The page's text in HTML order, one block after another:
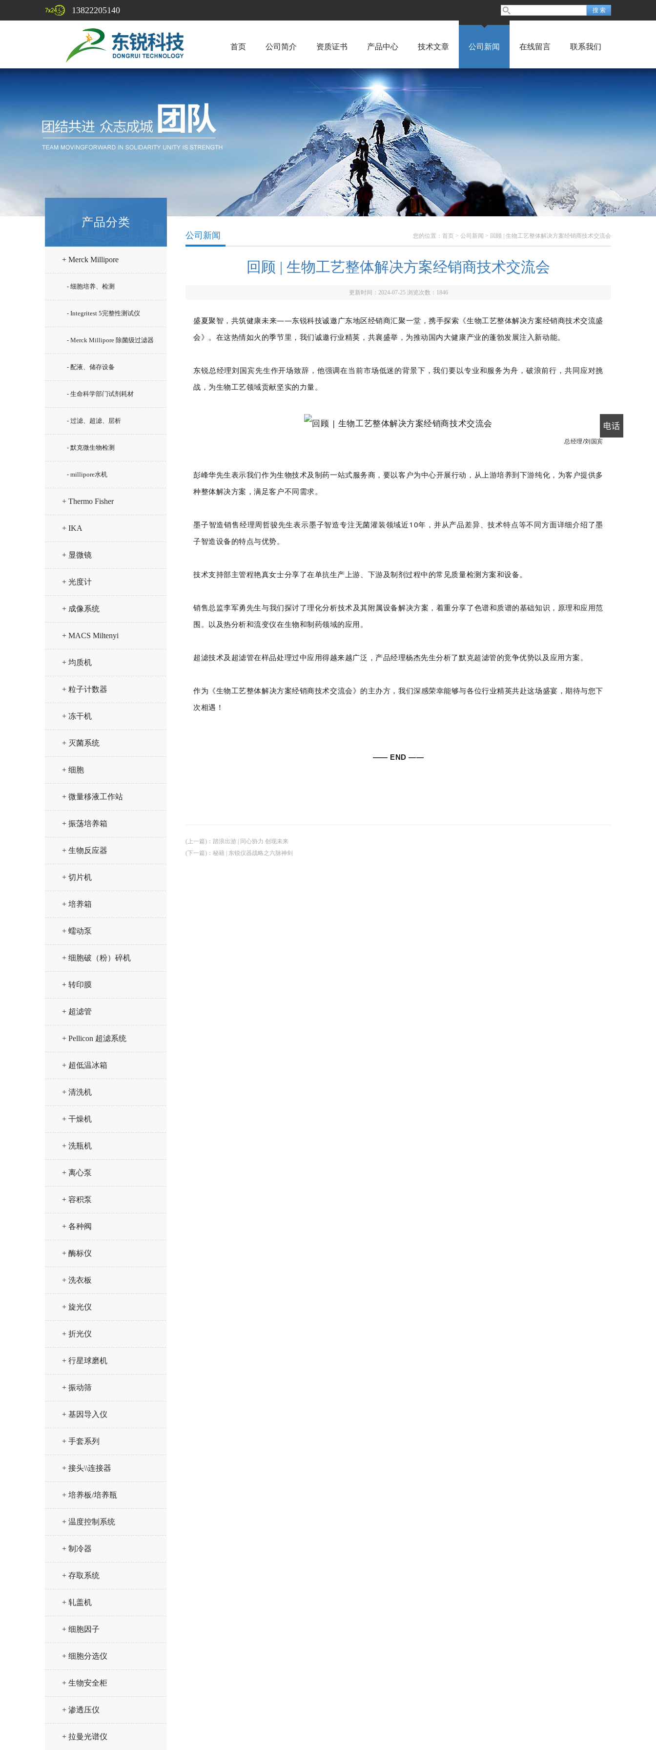
13822205140
首页 公司简介 资质证书 产品中心 技术文章 公司新闻 在线留言 联系我们
产品分类
+ Merck Millipore
- 细胞培养、检测
- Integritest 5完整性测试仪
- Merck Millipore 除菌级过滤器
- 配液、储存设备
- 生命科学部门试剂耗材
- 过滤、超滤、层析
- 默克微生物检测
- millipore水机
+ Thermo Fisher
+ IKA
+ 显微镜
+ 光度计
+ 成像系统
+ MACS Miltenyi
+ 均质机
+ 粒子计数器
+ 冻干机
+ 灭菌系统
+ 细胞
+ 微量移液工作站
+ 振荡培养箱
+ 生物反应器
+ 切片机
+ 培养箱
+ 蠕动泵
+ 细胞破（粉）碎机
+ 转印膜
+ 超滤管
+ Pellicon 超滤系统
+ 超低温冰箱
+ 清洗机
+ 干燥机
+ 洗瓶机
+ 离心泵
+ 容积泵
+ 各种阀
+ 酶标仪
+ 洗衣板
+ 旋光仪
+ 折光仪
+ 行星球磨机
+ 振动筛
+ 基因导入仪
+ 手套系列
+ 接头\\连接器
+ 培养板/培养瓶
+ 温度控制系统
+ 制冷器
+ 存取系统
+ 轧盖机
+ 细胞因子
+ 细胞分选仪
+ 生物安全柜
+ 渗透压仪
+ 拉曼光谱仪
您的位置： 首页 > 公司新闻 > 回顾 | 生物工艺整体解决方案经销商技术交流会
公司新闻
回顾 | 生物工艺整体解决方案经销商技术交流会
更新时间：2024-07-25 浏览次数： 1846
盛夏聚智，共筑健康未来——东锐科技诚邀广东地区经销商汇聚一堂，携手探索《生物工艺整体解决方案经销商技术交流盛
会》。在这热情如火的季节里，我们诚邀行业精英，共襄盛举，为推动国内大健康产业的蓬勃发展注入新动能。
东锐总经理刘国宾先生作开场致辞，他强调在当前市场低迷的背景下，我们要以专业和服务为舟，破浪前行，共同应对挑
战，为生物工艺领域贡献坚实的力量。
总经理/刘国宾
彭峰华先生表示我们作为生物技术及制药一站式服务商，要以客户为中心开展行动，从上游培养到下游纯化，为客户提供多
种整体解决方案，满足客户不同需求。
墨子智造销售经理周哲骏先生表示墨子智造专注无菌灌装领域近10年，并从产品差异、技术特点等不同方面详细介绍了墨
子智造设备的特点与优势。
技术支持部主管程艳真女士分享了在单抗生产上游、下游及制剂过程中的常见质量检测方案和设备。
销售总监李军勇先生与我们探讨了理化分析技术及其附属设备解决方案，着重分享了色谱和质谱的基础知识，原理和应用范
围。以及热分析和流变仪在生物和制药领域的应用。
超滤技术及超滤管在样品处理过中应用得越来越广泛，产品经理杨杰先生分析了默克超滤管的竞争优势以及应用方案。
作为《生物工艺整体解决方案经销商技术交流会》的主办方，我们深感荣幸能够与各位行业精英共赴这场盛宴，期待与您下
次相遇！
—— END ——
(上一篇) ： 踏浪出游 | 同心协力 创现未来
(下一篇) ： 秘籍 | 东锐仪器战略之六脉神剑
电话